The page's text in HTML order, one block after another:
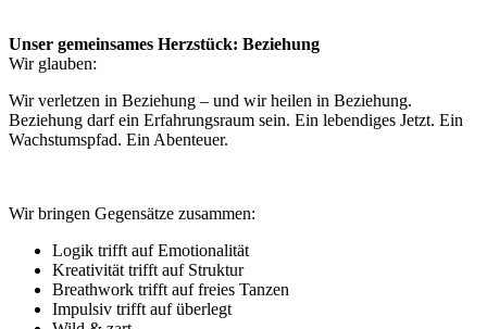
Unser gemeinsames Herzstück: Beziehung
Wir glauben:
Wir verletzen in Beziehung – und wir heilen in Beziehung.
Beziehung darf ein Erfahrungsraum sein. Ein lebendiges Jetzt. Ein
Wachstumspfad. Ein Abenteuer.
Wir bringen Gegensätze zusammen:
Logik trifft auf Emotionalität
Kreativität trifft auf Struktur
Breathwork trifft auf freies Tanzen
Impulsiv trifft auf überlegt